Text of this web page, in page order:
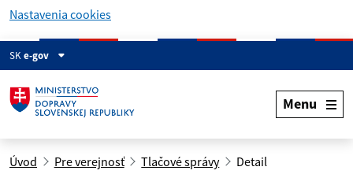
Nastavenia cookies
SKe-gov
Menu
Úvod Pre verejnosť Tlačové správy Detail